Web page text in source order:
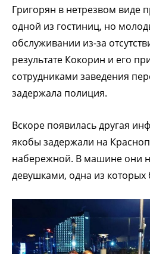
Григорян в нетрезвом виде
одной из гостиниц, но
обслуживании из-за
результате Кокорин и его
сотрудниками заведения
задержала полиция.
Вскоре появилась другая
якобы задержали на
набережной. В машине они
девушками, одна из которых